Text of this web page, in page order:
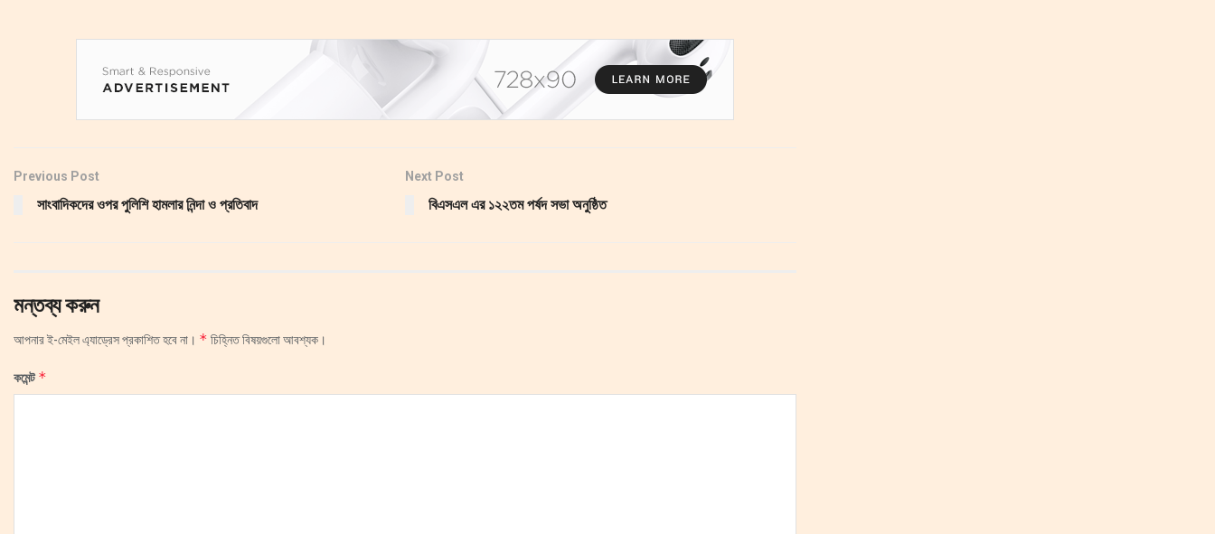
Previous Post
সাংবাদিকদের ওপর পুলিশি হামলার নিন্দা ও প্রতিবাদ
Next Post
বিএসএল এর ১২২তম পর্ষদ সভা অনুষ্ঠিত
মন্তব্য করুন
আপনার ই-মেইল এ্যাড্রেস প্রকাশিত হবে না। * চিহ্নিত বিষয়গুলো আবশ্যক।
কমেন্ট*